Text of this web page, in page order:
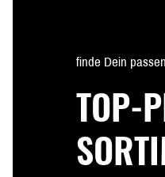
finde Dein
TOP-